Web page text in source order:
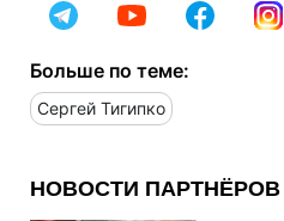
Больше по теме:
Сергей Тигипко